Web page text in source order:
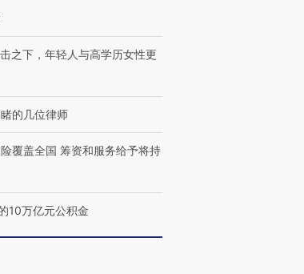
有意思的生活方式·第三对
住三大增长引擎是什么？
之下，年轻人与高学历女性更
的几位律师
覆盖全国 筹资和服务给予将持
10万亿元公积金